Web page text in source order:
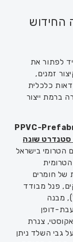
החידוש
לפתור את
זמנים,
כלכלית
ברמת ייצור
סטנדרט שונה
הטרומי בישראל
של חומרים
פנל מבודד
מבנה
דופן
צנרת
על גבי השלד ניתן